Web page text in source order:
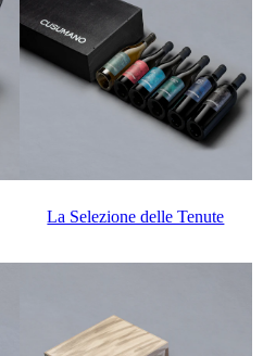
La Selezione delle Tenute